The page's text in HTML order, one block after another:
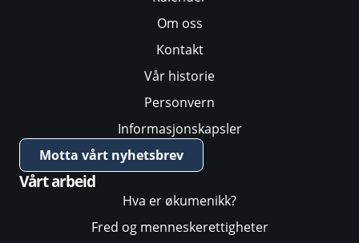
Om oss
Kontakt
Vår historie
Personvern
Informasjonskapsler
Motta vårt nyhetsbrev
Vårt arbeid
Hva er økumenikk?
Fred og menneskerettigheter